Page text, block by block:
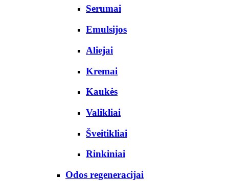
Serumai
Emulsijos
Aliejai
Kremai
Kaukės
Valikliai
Šveitikliai
Rinkiniai
Odos regeneracijai